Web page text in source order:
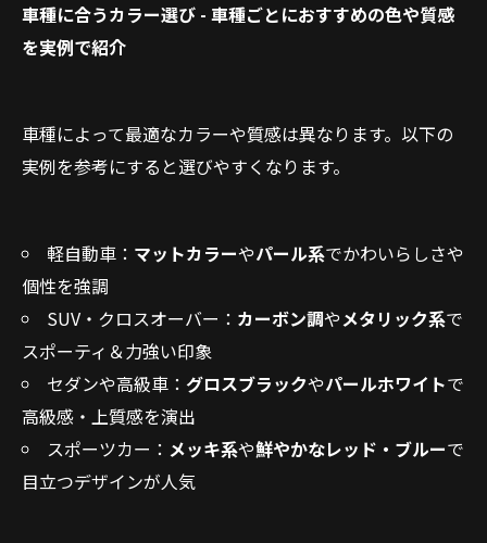
車種に合うカラー選び - 車種ごとにおすすめの色や質感
を実例で紹介
車種によって最適なカラーや質感は異なります。以下の
実例を参考にすると選びやすくなります。
軽自動車： マットカラーやパール系でかわいらしさや
個性を強調
SUV・クロスオーバー： カーボン調やメタリック系で
スポーティ＆力強い印象
セダンや高級車： グロスブラックやパールホワイトで
高級感・上質感を演出
スポーツカー： メッキ系や鮮やかなレッド・ブルーで
目立つデザインが人気